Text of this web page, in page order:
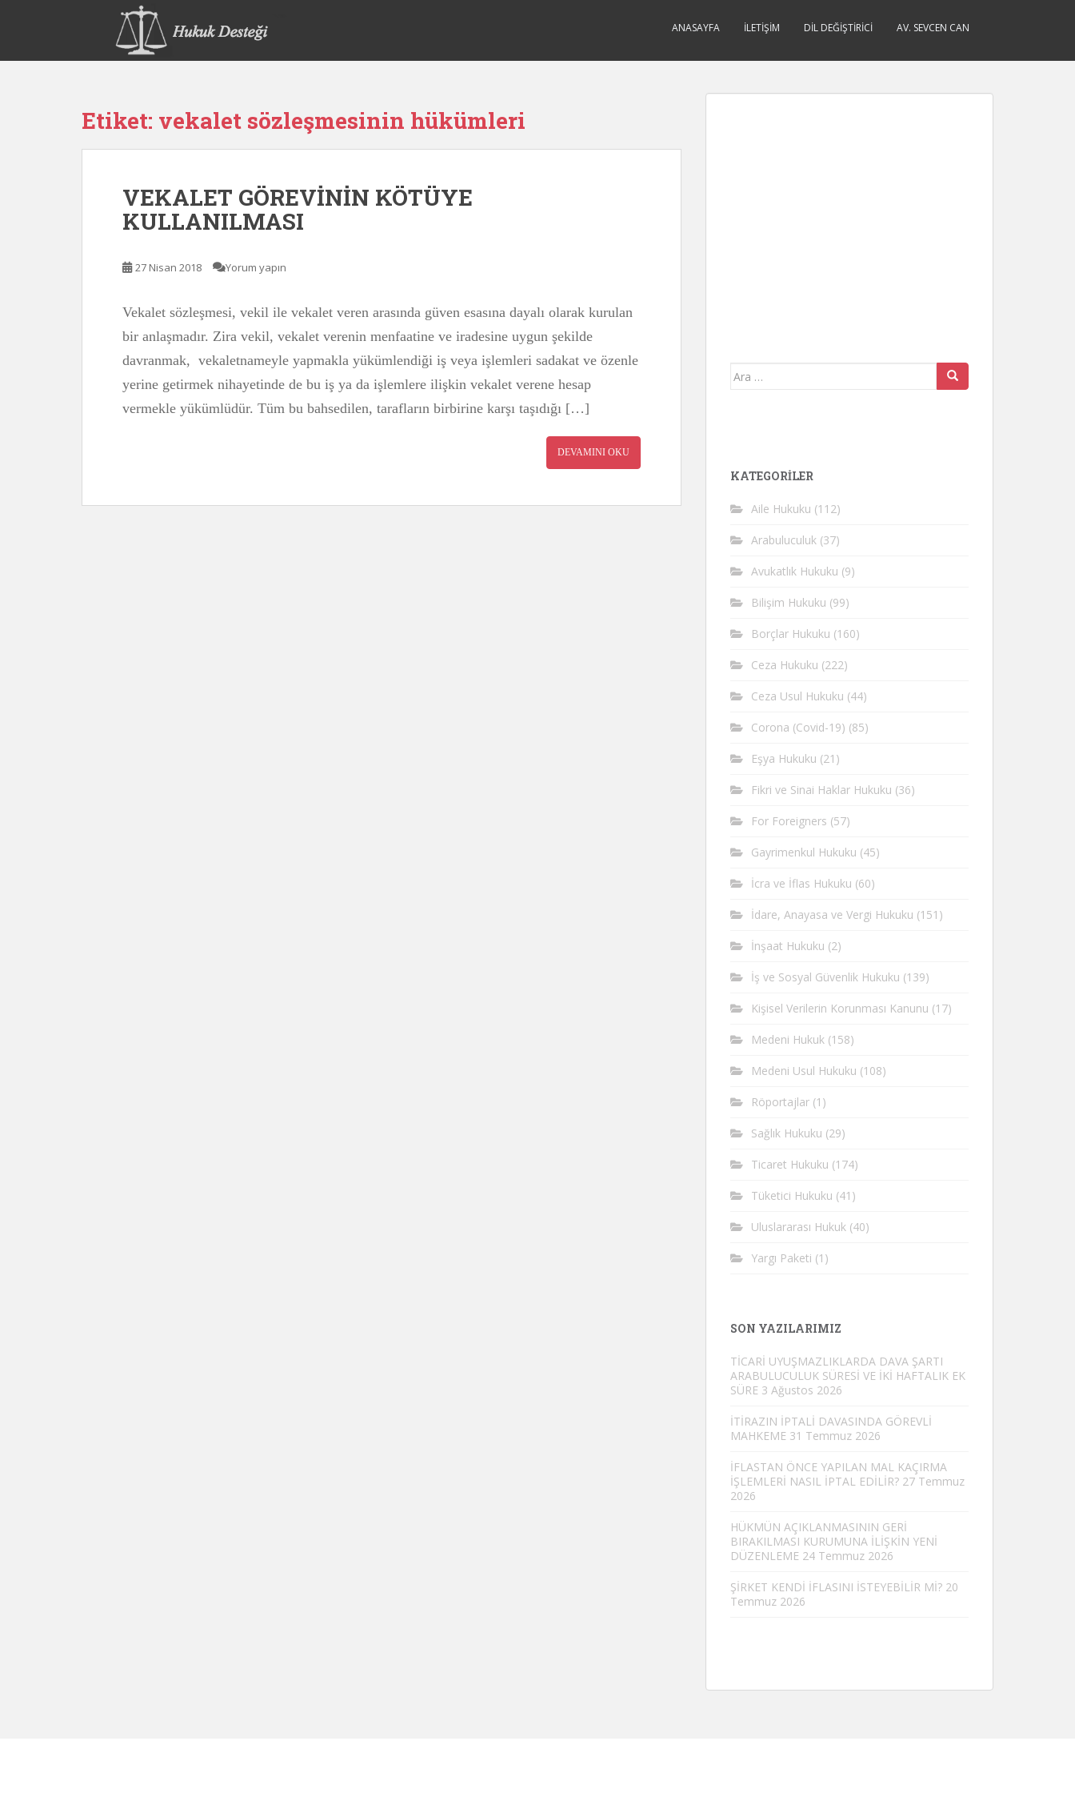
p
ANASAYFA İLETIŞIM DIL DEĞIŞTIRICI AV. SEVCEN CAN
Etiket: vekalet sözleşmesinin hükümleri
VEKALET GÖREVİNİN KÖTÜYE
KULLANILMASI
27 Nisan 2018 Yorum yapın
Vekalet sözleşmesi, vekil ile vekalet veren arasında güven esasına dayalı olarak kurulan
bir anlaşmadır. Zira vekil, vekalet verenin menfaatine ve iradesine uygun şekilde
davranmak, vekaletnameyle yapmakla yükümlendiği iş veya işlemleri sadakat ve özenle
yerine getirmek nihayetinde de bu iş ya da işlemlere ilişkin vekalet verene hesap
vermekle yükümlüdür. Tüm bu bahsedilen, tarafların birbirine karşı taşıdığı […]
DEVAMINI OKU
Arama
KATEGORİLER
Aile Hukuku (112)
Arabuluculuk (37)
Avukatlık Hukuku (9)
Bilişim Hukuku (99)
Borçlar Hukuku (160)
Ceza Hukuku (222)
Ceza Usul Hukuku (44)
Corona (Covid-19) (85)
Eşya Hukuku (21)
Fikri ve Sinai Haklar Hukuku (36)
For Foreigners (57)
Gayrimenkul Hukuku (45)
İcra ve İflas Hukuku (60)
İdare, Anayasa ve Vergi Hukuku (151)
İnşaat Hukuku (2)
İş ve Sosyal Güvenlik Hukuku (139)
Kişisel Verilerin Korunması Kanunu (17)
Medeni Hukuk (158)
Medeni Usul Hukuku (108)
Röportajlar (1)
Sağlık Hukuku (29)
Ticaret Hukuku (174)
Tüketici Hukuku (41)
Uluslararası Hukuk (40)
Yargı Paketi (1)
SON YAZILARIMIZ
TİCARİ UYUŞMAZLIKLARDA DAVA ŞARTI
ARABULUCULUK SÜRESİ VE İKİ HAFTALIK EK
SÜRE 3 Ağustos 2026
İTİRAZIN İPTALİ DAVASINDA GÖREVLİ
MAHKEME 31 Temmuz 2026
İFLASTAN ÖNCE YAPILAN MAL KAÇIRMA
İŞLEMLERİ NASIL İPTAL EDİLİR? 27 Temmuz
2026
HÜKMÜN AÇIKLANMASININ GERİ
BIRAKILMASI KURUMUNA İLİŞKİN YENİ
DÜZENLEME 24 Temmuz 2026
ŞİRKET KENDİ İFLASINI İSTEYEBİLİR Mİ? 20
Temmuz 2026